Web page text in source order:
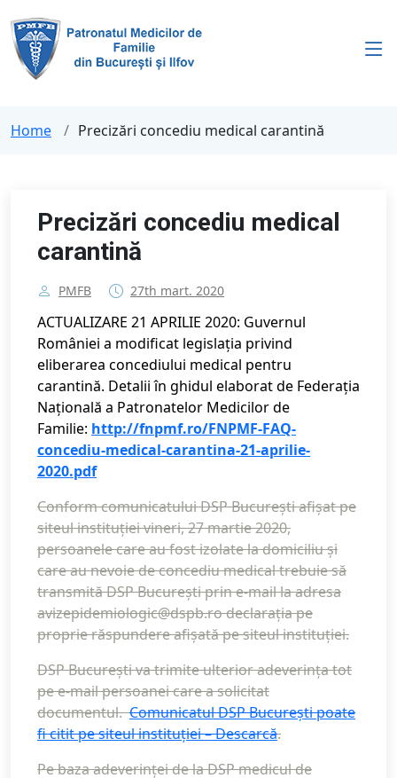
Home Precizări concediu medical carantină
Precizări concediu medical
carantină
PMFB 27th mart. 2020
ACTUALIZARE 21 APRILIE 2020: Guvernul
României a modificat legislația privind
eliberarea concediului medical pentru
carantină. Detalii în ghidul elaborat de Federația
Națională a Patronatelor Medicilor de
Familie: http://fnpmf.ro/FNPMF-FAQ-
concediu-medical-carantina-21-aprilie-
2020.pdf
Conform comunicatului DSP București afișat pe
siteul instituției vineri, 27 martie 2020,
persoanele care au fost izolate la domiciliu și
care au nevoie de concediu medical trebuie să
transmită DSP București prin e-mail la adresa
avizepidemiologic@dspb.ro declarația pe
proprie răspundere afișată pe siteul instituției.
DSP București va trimite ulterior adeverința tot
pe e-mail persoanei care a solicitat
documentul.Comunicatul DSP București poate
fi citit pe siteul instituției – Descarcă.
Pe baza adeverinței de la DSP medicul de